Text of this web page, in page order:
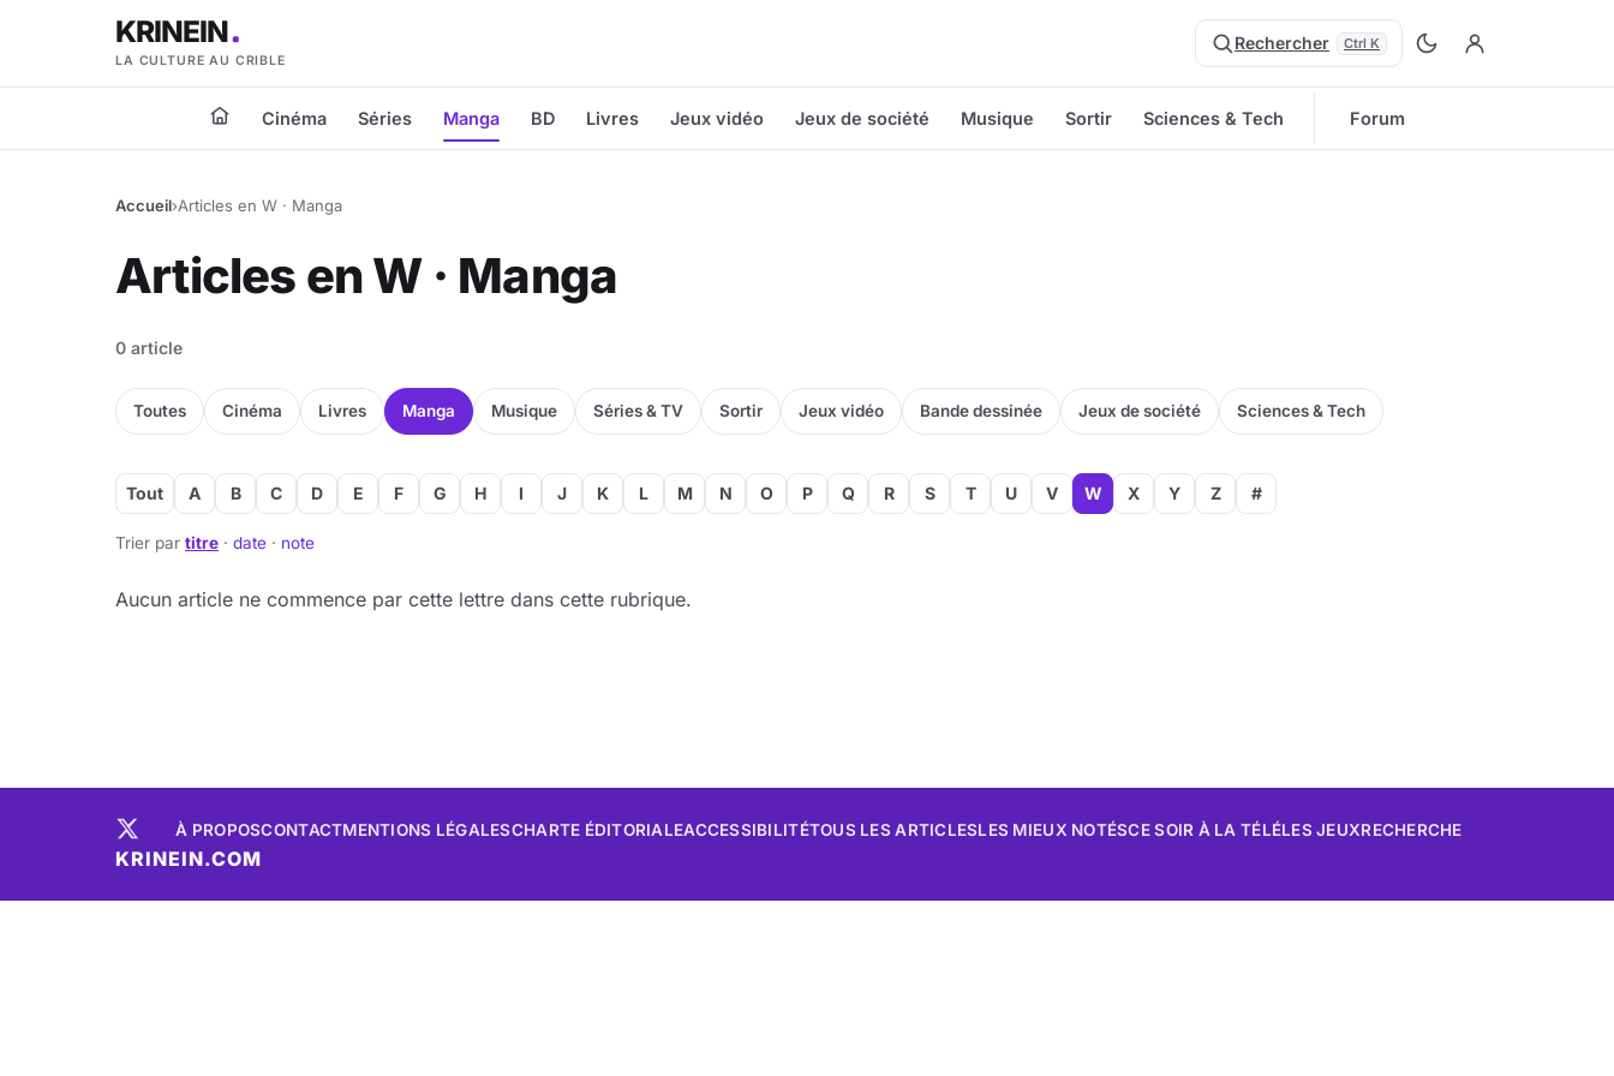
KRINEIN
LA CULTURE AU CRIBLE
Rechercher Ctrl K
Cinéma Séries Manga BD Livres Jeux vidéo Jeux de société Musique Sortir Sciences & Tech Forum
Accueil›Articles en W · Manga
Articles en W · Manga
0 article
Toutes Cinéma Livres Manga Musique Séries & TV Sortir Jeux vidéo Bande dessinée Jeux de société Sciences & Tech
Tout A B C D E F G H I J K L M N O P Q R S T U V W X Y Z #
Trier par titre · date · note
Aucun article ne commence par cette lettre dans cette rubrique.
À PROPOSCONTACTMENTIONS LÉGALESCHARTE ÉDITORIALEACCESSIBILITÉTOUS LES ARTICLESLES MIEUX NOTÉSCE SOIR À LA TÉLÉLES JEUXRECHERCHE
KRINEIN.COM